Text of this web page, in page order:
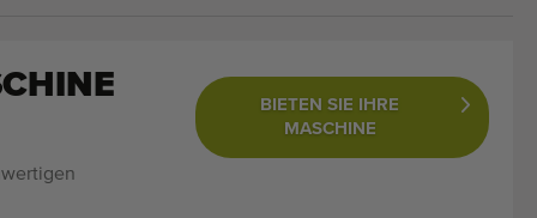
BIETEN SIE IHRE
MASCHINE